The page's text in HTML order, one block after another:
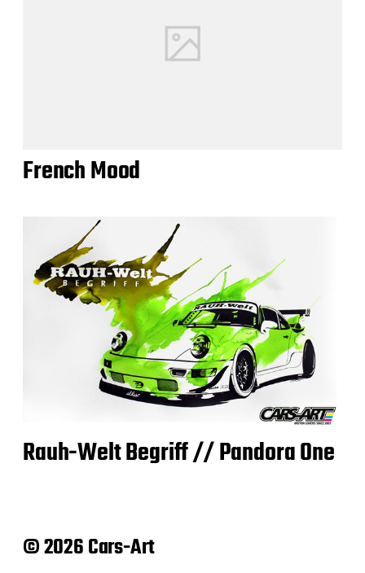
French Mood
Rauh-Welt Begriff // Pandora One
© 2026 Cars-Art